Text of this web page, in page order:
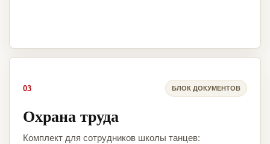
03 БЛОК ДОКУМЕНТОВ
Охрана труда
Комплект для сотрудников школы танцев: